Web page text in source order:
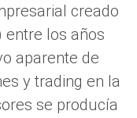
creado
entre los años
aparente de
y trading en la
se producía